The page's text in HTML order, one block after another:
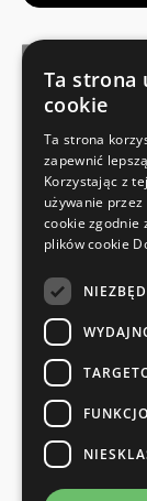
Voldoet aan de
SNELLE EN
Retourservice
Speciale
en meer...
Ta strona
cookie
Ta strona
zapewnić
Korzystając z
używanie
cookie zgodnie
plików cookie